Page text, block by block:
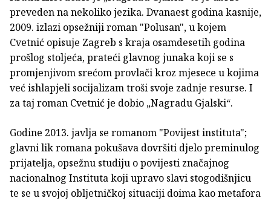
preveden na nekoliko jezika. Dvanaest godina kasnije,
2009. izlazi opsežniji roman "Polusan", u kojem
Cvetnić opisuje Zagreb s kraja osamdesetih godina
prošlog stoljeća, prateći glavnog junaka koji se s
promjenjivom srećom provlači kroz mjesece u kojima
već ishlapjeli socijalizam troši svoje zadnje resurse. I
za taj roman Cvetnić je dobio „Nagradu Gjalski“.
Godine 2013. javlja se romanom "Povijest instituta";
glavni lik romana pokušava dovršiti djelo preminulog
prijatelja, opsežnu studiju o povijesti značajnog
nacionalnog Instituta koji upravo slavi stogodišnjicu
te se u svojoj obljetničkoj situaciji doima kao metafora